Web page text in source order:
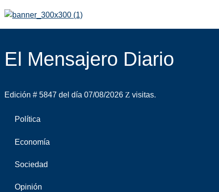
El Mensajero Diario
Edición # 5847 del día 07/08/2026 visitas.
Política
Economía
Sociedad
Opinión